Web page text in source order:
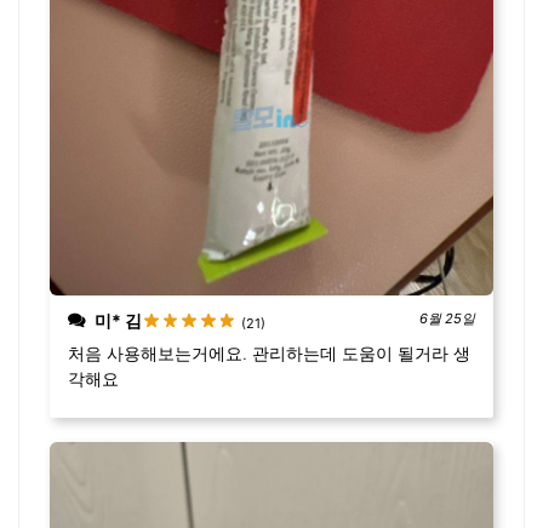
미* 김 (21) 6월 25일
처음 사용해보는거에요. 관리하는데 도움이 될거라 생
각해요